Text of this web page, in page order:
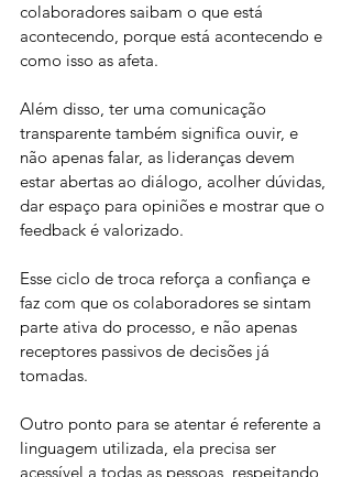
colaboradores saibam o que está
acontecendo, porque está acontecendo e
como isso as afeta.
Além disso, ter uma comunicação
transparente também significa ouvir, e
não apenas falar, as lideranças devem
estar abertas ao diálogo, acolher dúvidas,
dar espaço para opiniões e mostrar que o
feedback é valorizado.
Esse ciclo de troca reforça a confiança e
faz com que os colaboradores se sintam
parte ativa do processo, e não apenas
receptores passivos de decisões já
tomadas.
Outro ponto para se atentar é referente a
linguagem utilizada, ela precisa ser
acessível a todas as pessoas, respeitando